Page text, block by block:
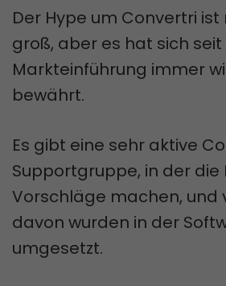
Der Hype um Convertri ist
groß, aber es hat sich
Markteinführung immer
bewährt.
Es gibt eine sehr aktive
Supportgruppe, in der die
Vorschläge machen, und
davon wurden in der
umgesetzt.